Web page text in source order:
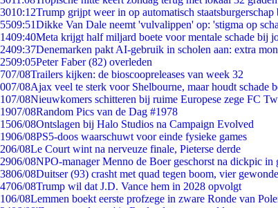
3010:12Trump grijpt weer in op automatisch
5509:51Dikke Van Dale neemt 'vulvalippen' op: 'stigma op
1409:40Meta krijgt half miljard boete voor mentale schade bij
2409:37Denemarken pakt AI-gebruik in scholen aan: extra
2509:05Peter Faber (82) overleden
707/08Trailers kijken: de bioscoopreleases van week 32
007/08Ajax veel te sterk voor Shelbourne, maar houdt schade
107/08Nieuwkomers schitteren bij ruime Europese zege FC
1907/08Random Pics van de Dag #1978
1506/08Ontslagen bij Halo Studios na Campaign Evolved
1906/08PS5-doos waarschuwt voor einde fysieke games
206/08Le Court wint na nerveuze finale, Pieterse derde
2906/08NPO-manager Menno de Boer geschorst na dickpic in
3806/08Duitser (93) crasht met quad tegen boom, vier
4706/08Trump wil dat J.D. Vance hem in 2028 opvolgt
106/08Lemmen boekt eerste profzege in zware Ronde van